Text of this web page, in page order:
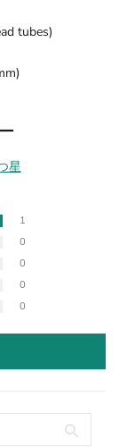
tubes)
星
1
0
0
0
0